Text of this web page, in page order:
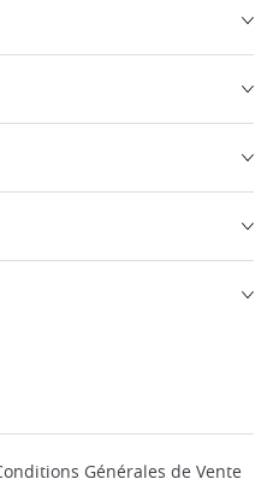
Générales de Vente